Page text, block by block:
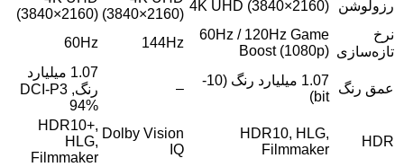
رزولوشن 4K UHD (3840×2160)
(3840×2160)
(3840×2160)
نرخ
تازه‌سازی
60Hz / 120Hz Game
Boost (1080p)
144Hz
60Hz
عمق رنگ
1.07 میلیارد رنگ (10-
bit)
–
1.07 میلیارد
رنگ, DCI-P3
94%
HDR
HDR10, HLG,
Filmmaker
Dolby Vision
IQ
HDR10+,
HLG,
Filmmaker